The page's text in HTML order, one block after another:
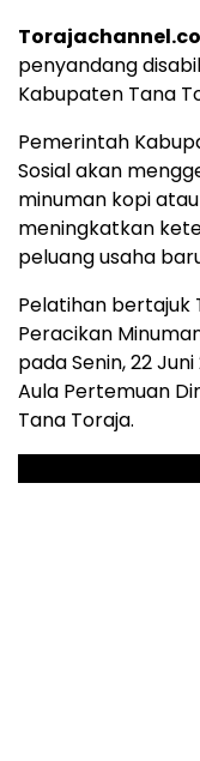
penyandang
Kabupaten Tana
Pemerintah
Sosial akan
minuman kopi
meningkatkan
peluang usaha
Pelatihan bertajuk
Peracikan
pada Senin, 22
Aula Pertemuan
Tana Toraja.